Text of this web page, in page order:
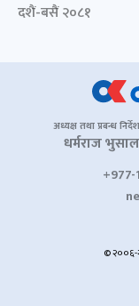
दशैं-बसैं २०८१
अध्यक्ष तथा प्रबन्ध
धर्मराज भुसाल
© २००६-